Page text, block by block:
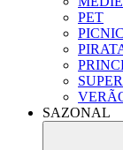
PET
PICNIC
SAZONAL